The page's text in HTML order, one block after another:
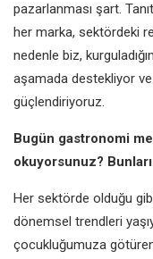
pazarlanması şart.
her marka, sektördeki
nedenle biz,
aşamada destekliyor
güçlendiriyoruz.
Bugün gastronomi
okuyorsunuz?
Her sektörde olduğu
dönemsel trendleri
çocukluğumuza